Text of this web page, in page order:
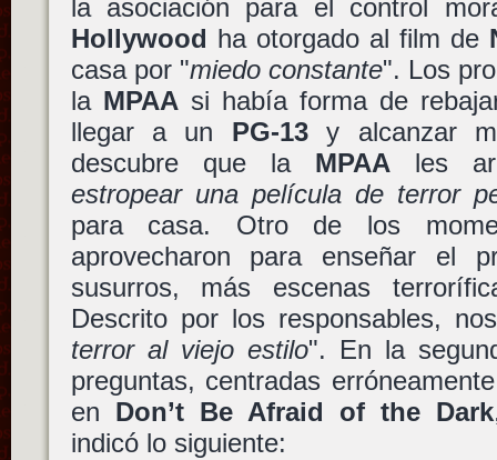
la asociación para el control
Hollywood ha otorgado al film de
casa por "miedo constante". Los
la MPAAsi había forma de
llegar a un PG-13y alcanzar
descubre que la MPAAles
estropear una película de terror
para casa. Otro de los
aprovecharon para enseñar el
susurros, más escenas
Descrito por los responsables,
terror al viejo estilo". En la
preguntas, centradas
en Don’t Be Afraid of the Dark
indicó lo siguiente: